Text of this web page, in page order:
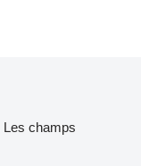
Les champs